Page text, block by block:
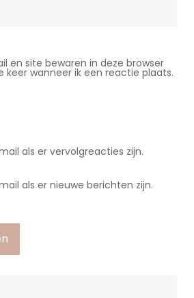
en site bewaren in deze browser
keer wanneer ik een reactie plaats.
als er vervolgreacties zijn.
als er nieuwe berichten zijn.